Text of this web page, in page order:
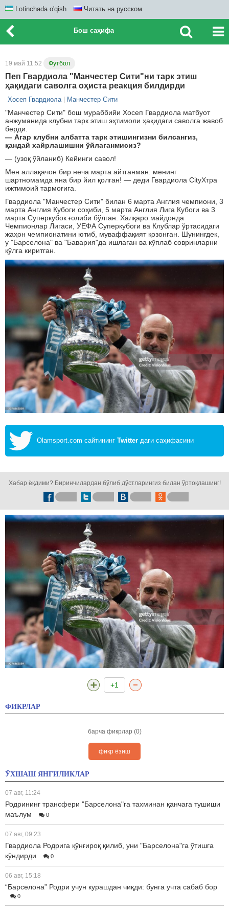
Lotinchada o'qish Читать на русском
Бош саҳифа
19 май 11:52 Футбол
Пеп Гвардиола "Манчестер Сити"ни тарк этиш
ҳақидаги саволга оҳиста реакция билдирди
Хосеп Гвардиола Манчестер Сити
"Манчестер Сити" бош мураббийи Хосеп Гвардиола матбуот
анжуманида клубни тарк этиш эҳтимоли ҳақидаги саволга жавоб
берди.
— Агар клубни албатта тарк этишингизни билсангиз,
қандай хайрлашишни ўйлаганмисиз?
— (узоқ ўйланиб) Кейинги савол!
Мен аллақачон бир неча марта айтганман: менинг
шартномамда яна бир йил қолган! — деди Гвардиола CityХтра
ижтимоий тармоғига.
Гвардиола "Манчестер Сити" билан 6 марта Англия чемпиони, 3
марта Англия Кубоги соҳиби, 5 марта Англия Лига Кубоги ва 3
марта Суперкубок ғолиби бўлган. Халқаро майдонда
Чемпионлар Лигаси, УЕФА Суперкубоги ва Клублар ўртасидаги
жаҳон чемпионатини ютиб, муваффақият қозонган. Шунингдек,
у "Барселона" ва "Бавария"да ишлаган ва кўплаб совринларни
қўлга киритган.
Olamsport.com сайтининг Twitter даги саҳифасини
Хабар ёқдими? Биринчилардан бўлиб дўстларингиз билан ўртоқлашинг!
+1
ФИКРЛАР
барча фикрлар (0)
фикр ёзиш
ЎХШАШ ЯНГИЛИКЛАР
07 авг, 11:24
Родрининг трансфери "Барселона"га тахминан қанчага тушиши
маълум
0
07 авг, 09:23
Гвардиола Родрига қўнғироқ қилиб, уни "Барселона"га ўтишга
кўндирди
0
06 авг, 15:18
“Барселона” Родри учун курашдан чиқди: бунга учта сабаб бор
0